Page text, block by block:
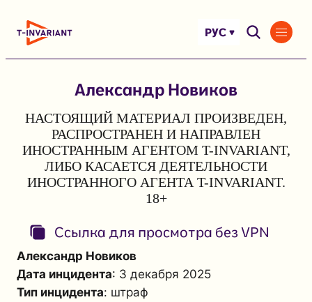
РУС
Александр Новиков
НАСТОЯЩИЙ МАТЕРИАЛ ПРОИЗВЕДЕН,
РАСПРОСТРАНЕН И НАПРАВЛЕН
ИНОСТРАННЫМ АГЕНТОМ T-INVARIANT,
ЛИБО КАСАЕТСЯ ДЕЯТЕЛЬНОСТИ
ИНОСТРАННОГО АГЕНТА T-INVARIANT.
18+
Ссылка для просмотра без VPN
Александр Новиков
Дата инцидента: 3 декабря 2025
Тип инцидента: штраф